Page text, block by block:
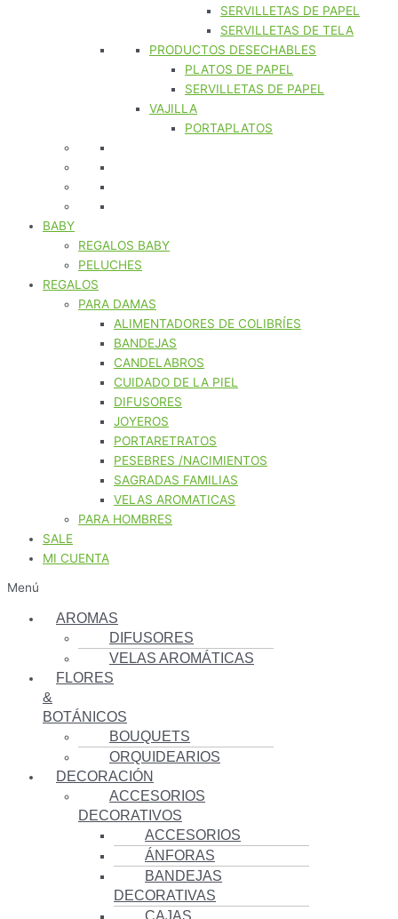
SERVILLETAS DE PAPEL
SERVILLETAS DE TELA
PRODUCTOS DESECHABLES
PLATOS DE PAPEL
SERVILLETAS DE PAPEL
VAJILLA
PORTAPLATOS
BABY
REGALOS BABY
PELUCHES
REGALOS
PARA DAMAS
ALIMENTADORES DE COLIBRÍES
BANDEJAS
CANDELABROS
CUIDADO DE LA PIEL
DIFUSORES
JOYEROS
PORTARETRATOS
PESEBRES /NACIMIENTOS
SAGRADAS FAMILIAS
VELAS AROMATICAS
PARA HOMBRES
SALE
MI CUENTA
Menú
AROMAS
DIFUSORES
VELAS AROMÁTICAS
FLORES
&
BOTÁNICOS
BOUQUETS
ORQUIDEARIOS
DECORACIÓN
ACCESORIOS
DECORATIVOS
ACCESORIOS
ÁNFORAS
BANDEJAS
DECORATIVAS